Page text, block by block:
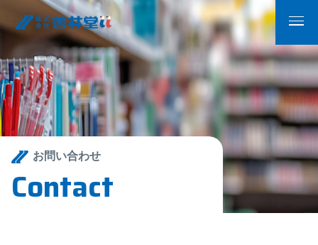
お問い合わせ
Contact